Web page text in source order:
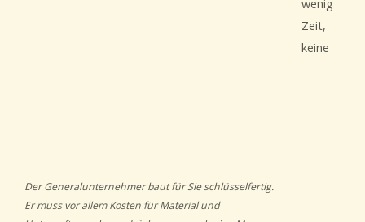
Der Generalunternehmer baut für Sie schlüsselfertig.
Er muss vor allem Kosten für Material und
wenig
Zeit,
keine